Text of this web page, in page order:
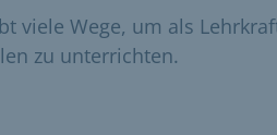
viele Wege, um als
zu unterrichten.